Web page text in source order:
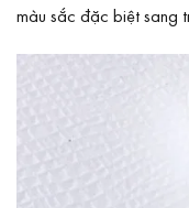
màu sắc đặc biệt sang